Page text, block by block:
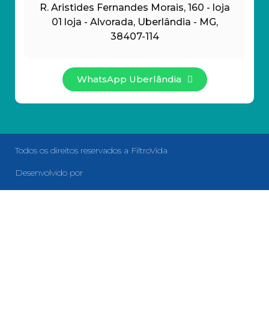
R. Aristides Fernandes Morais, 160 - loja
01 loja - Alvorada, Uberlândia - MG,
38407-114
WhatsApp Uberlândia
Todos os direitos reservados a FiltroVida
Desenvolvido por